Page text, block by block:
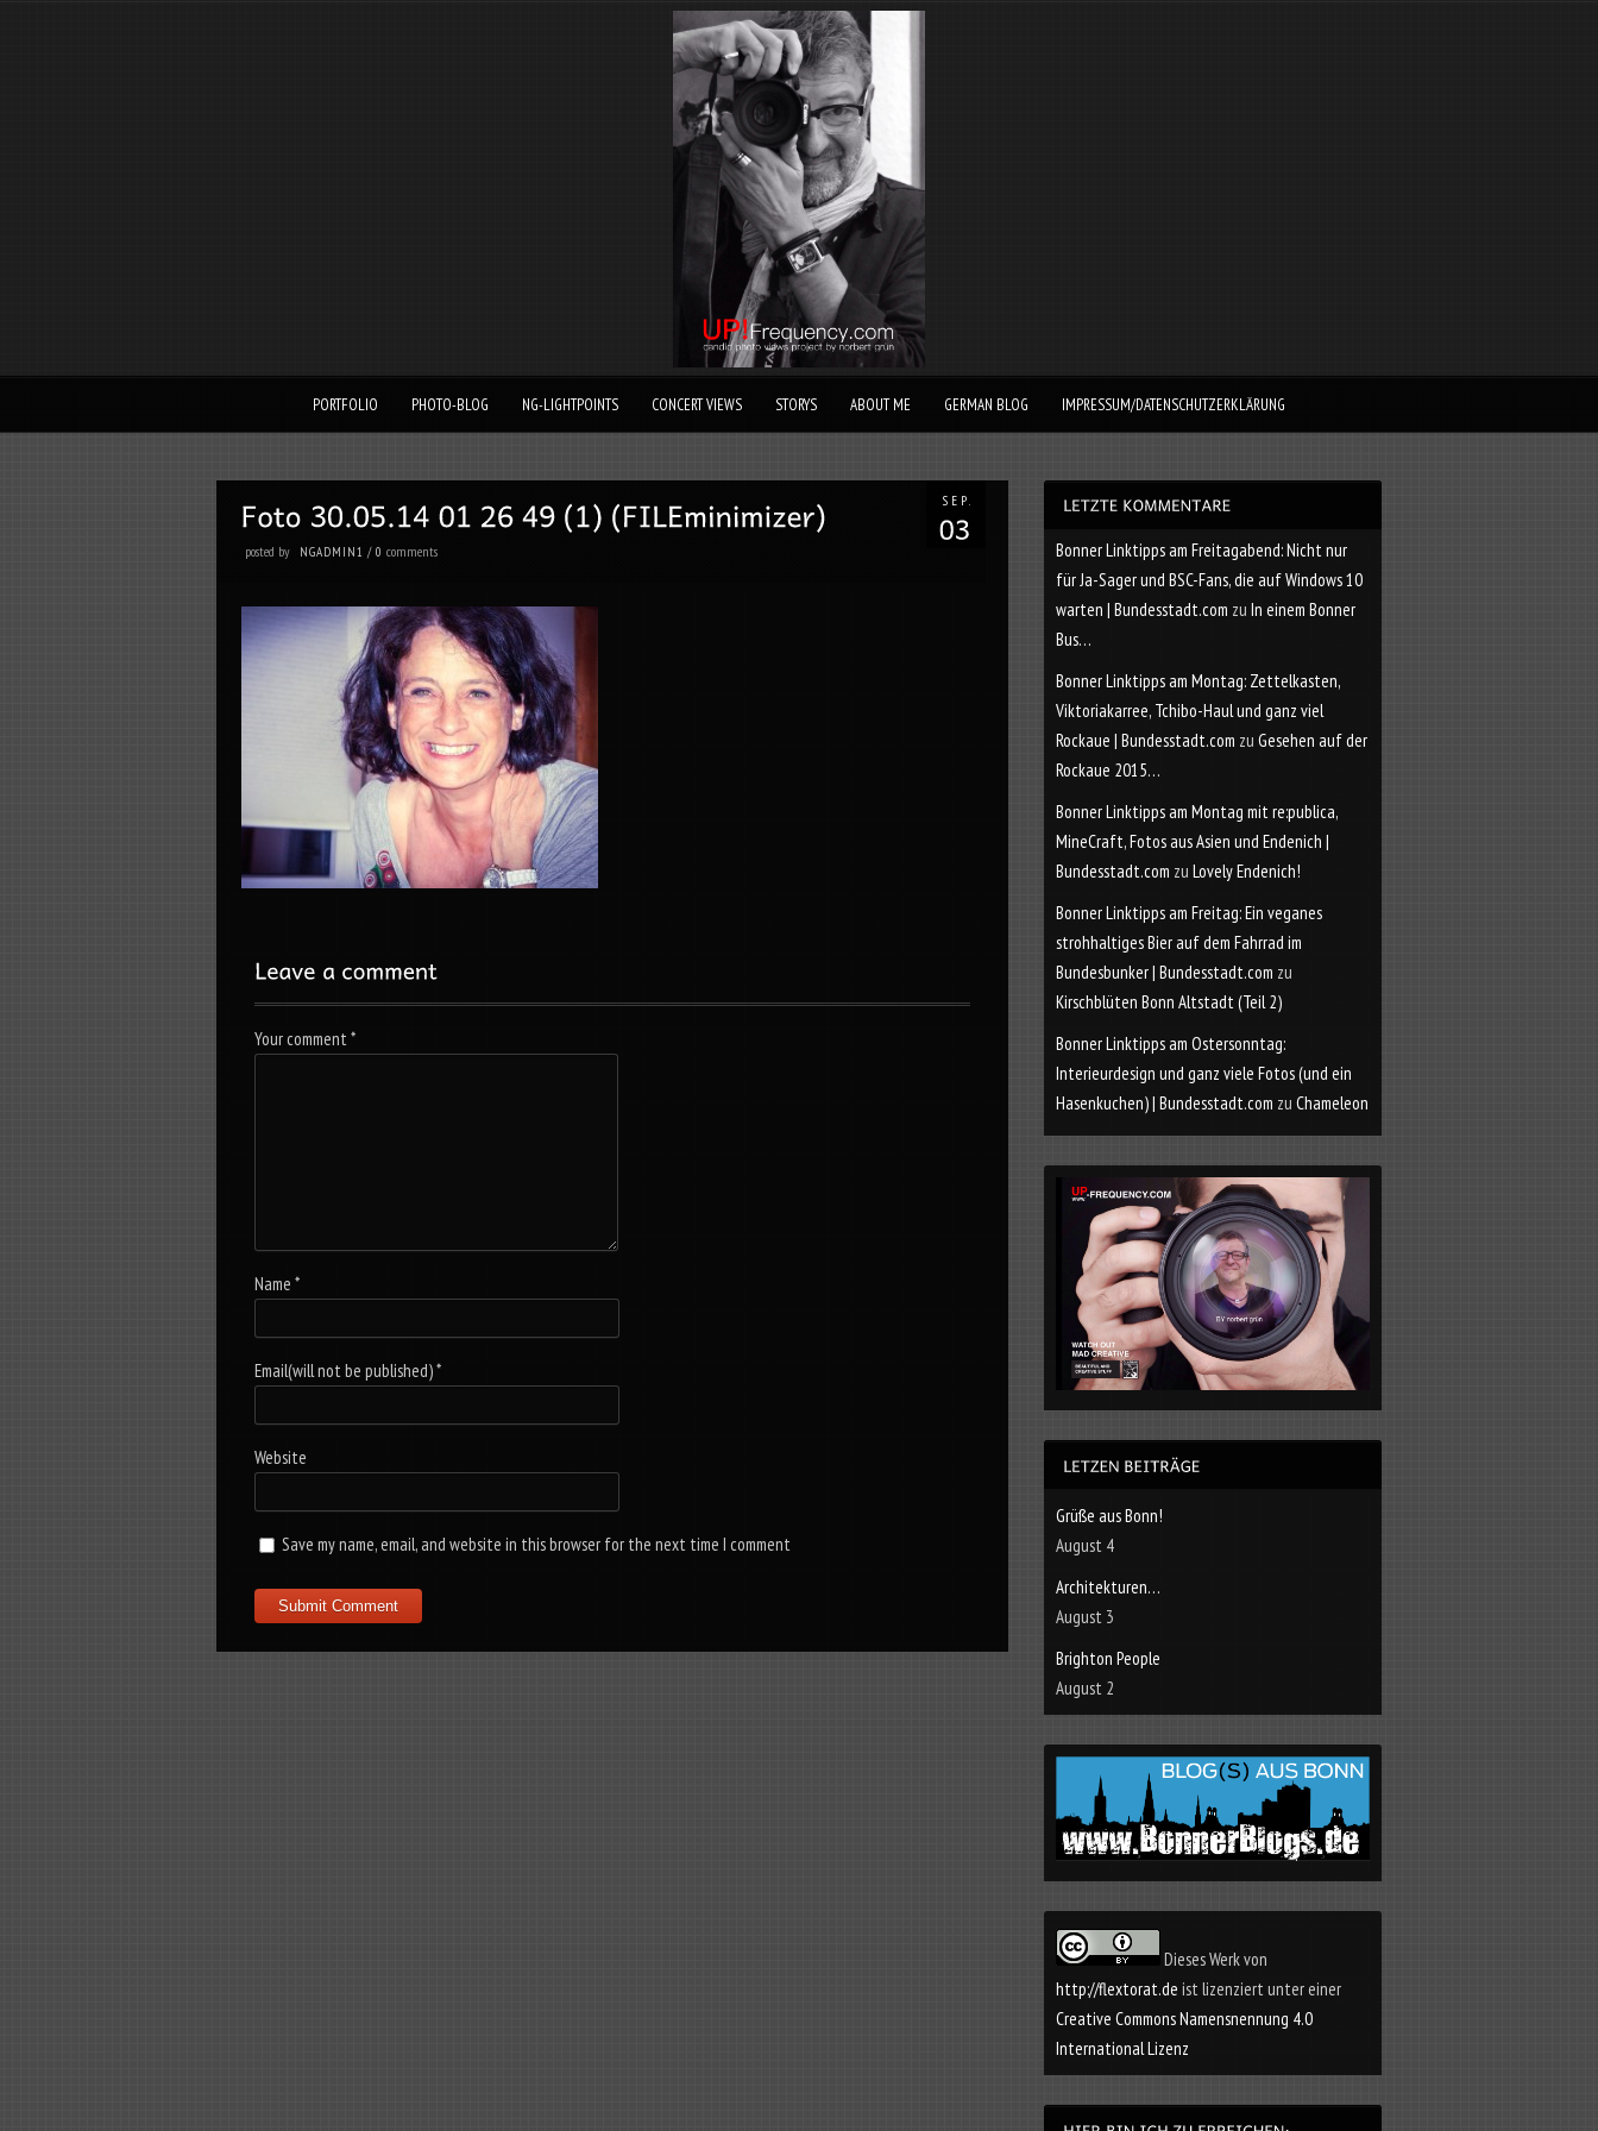
PORTFOLIO PHOTO-BLOG NG-LIGHTPOINTS CONCERT VIEWS STORYS ABOUT ME GERMAN BLOG IMPRESSUM/DATENSCHUTZERKLÄRUNG
SEP.
posted by NGADMIN1 / 0 comments
Your comment*
Name*
Email(will not be published)*
Website
Save my name, email, and website in this browser for the next time I comment
Bonner Linktipps am Freitagabend: Nicht nur
für Ja-Sager und BSC-Fans, die auf Windows 10
warten | Bundesstadt.com zu In einem Bonner
Bus…
Bonner Linktipps am Montag: Zettelkasten,
Viktoriakarree, Tchibo-Haul und ganz viel
Rockaue | Bundesstadt.com zu Gesehen auf der
Rockaue 2015…
Bonner Linktipps am Montag mit re:publica,
MineCraft, Fotos aus Asien und Endenich |
Bundesstadt.com zu Lovely Endenich!
Bonner Linktipps am Freitag: Ein veganes
strohhaltiges Bier auf dem Fahrrad im
Bundesbunker | Bundesstadt.com zu
Kirschblüten Bonn Altstadt (Teil 2)
Bonner Linktipps am Ostersonntag:
Interieurdesign und ganz viele Fotos (und ein
Hasenkuchen) | Bundesstadt.com zu Chameleon
Grüße aus Bonn!
August 4
Architekturen…
August 3
Brighton People
August 2
Dieses Werk von
http://flextorat.de ist lizenziert unter einer
Creative Commons Namensnennung 4.0
International Lizenz